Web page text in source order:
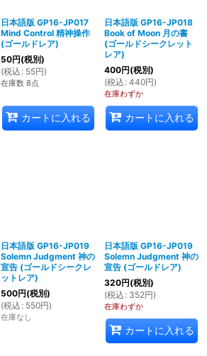
日本語版 GP16-JP017
Mind Control 精神操作
(ゴールドレア)
50円(税別)
(税込 : 55円)
在庫数 8点
カートに入れる
日本語版 GP16-JP018
Book of Moon 月の書
(ゴールドシークレット
レア)
400円(税別)
(税込 : 440円)
在庫わずか
カートに入れる
日本語版 GP16-JP019
Solemn Judgment 神の
宣告 (ゴールドシークレ
ットレア)
500円(税別)
(税込 : 550円)
在庫なし
日本語版 GP16-JP019
Solemn Judgment 神の
宣告 (ゴールドレア)
320円(税別)
(税込 : 352円)
在庫わずか
カートに入れる